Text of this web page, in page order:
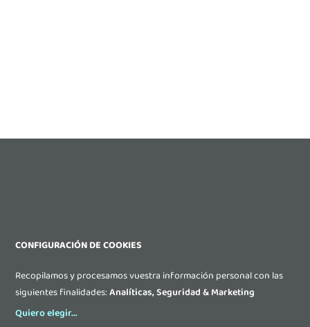
CONFIGURACIÓN DE COOKIES
Recopilamos y procesamos vuestra información personal con las
siguientes finalidades:Analíticas, Seguridad & Marketing
Quiero elegir...